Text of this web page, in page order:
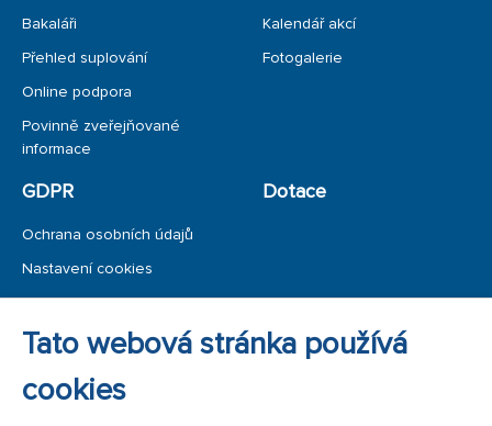
Bakaláři
Přehled suplování
Online podpora
Povinně zveřejňované
informace
Kalendář akcí
Fotogalerie
GDPR
Ochrana osobních údajů
Nastavení cookies
Ochrana oznamovatele
Dotace
Úřední deska
Tato webová stránka používá
cookies